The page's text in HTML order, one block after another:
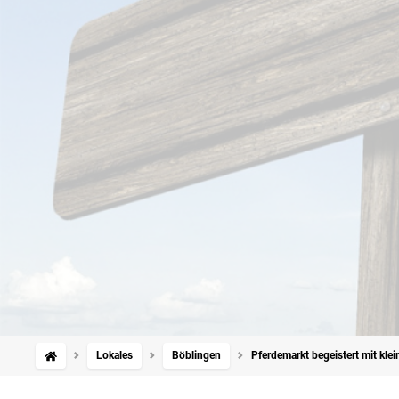
Lokales Böblingen Pferdemarkt begeistert mit